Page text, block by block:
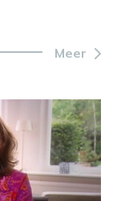
Meer